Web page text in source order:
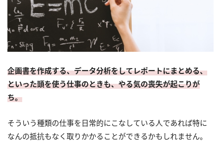
企画書を作成する、データ分析をしてレポートにまとめる、
といった頭を使う仕事のときも、やる気の喪失が起こりが
ち。
そういう種類の仕事を日常的にこなしている人であれば特に
なんの抵抗もなく取りかかることができるかもしれません。